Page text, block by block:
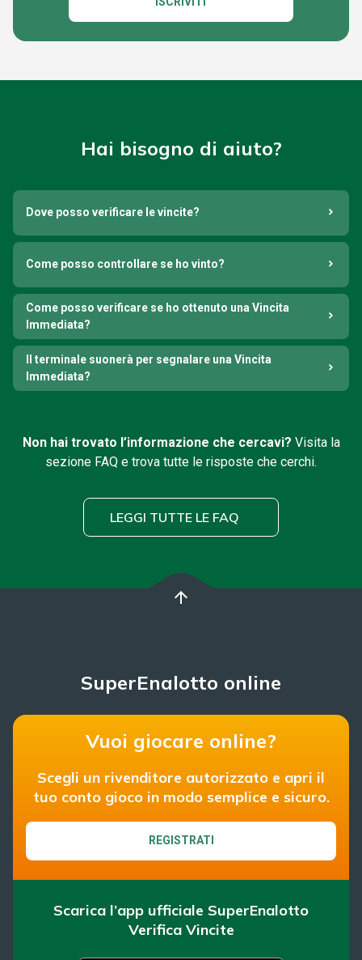
Hai bisogno di aiuto?
Dove posso verificare le vincite?
Come posso controllare se ho vinto?
Come posso verificare se ho ottenuto una Vincita
Immediata?
Il terminale suonerà per segnalare una Vincita
Immediata?
Non hai trovato l’informazione che cercavi? Visita la
sezione FAQ e trova tutte le risposte che cerchi.
LEGGI TUTTE LE FAQ
arrow_upward
SuperEnalotto online
Vuoi giocare online?
Scegli un rivenditore autorizzato e apri il
tuo conto gioco in modo semplice e sicuro.
REGISTRATI
Scarica l’app ufficiale SuperEnalotto
Verifica Vincite